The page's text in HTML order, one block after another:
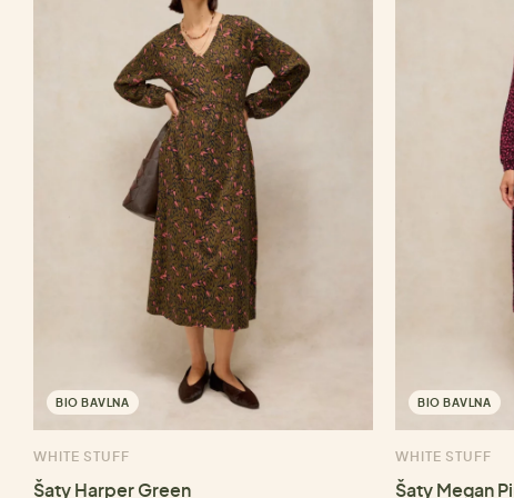
BIO BAVLNA
WHITE STUFF
Šaty Harper Green
BIO BAVLNA
WHITE STUFF
Šaty Megan